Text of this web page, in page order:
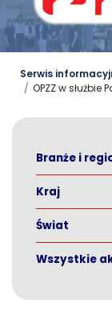
Serwis
OPZZ w
Branże i
Kraj
Świat
Wszystkie